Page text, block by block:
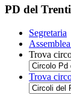
PD del
Segretaria
Trova
Trova